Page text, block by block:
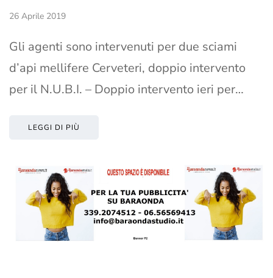
26 Aprile 2019
Gli agenti sono intervenuti per due sciami
d’api mellifere Cerveteri, doppio intervento
per il N.U.B.I. – Doppio intervento ieri per…
LEGGI DI PIÙ